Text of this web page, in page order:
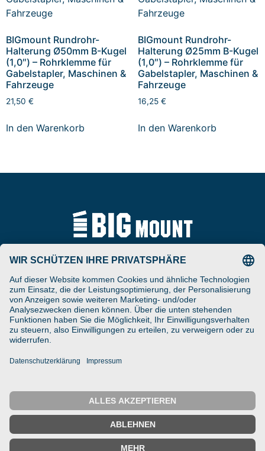
BIGmount Rundrohr-
Halterung Ø50mm B-Kugel
(1,0″) – Rohrklemme für
Gabelstapler, Maschinen &
Fahrzeuge
21,50 €
In den Warenkorb
BIGmount Rundrohr-
Halterung Ø25mm B-Kugel
(1,0″) – Rohrklemme für
Gabelstapler, Maschinen &
Fahrzeuge
16,25 €
In den Warenkorb
ARAT Spezialhalterungen
GmbH
Schierbusch 2a
D- 33161 Hövelhof
DESIGNED ENGINEERED
Tel
+49 (0) 5257-9380625
Fax
+49 (0) 5257-9380629
IMPRESSUM DATENSCHUTZ